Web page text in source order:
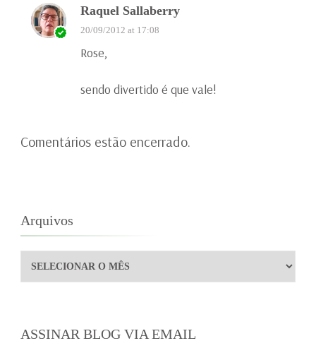
Raquel Sallaberry
20/09/2012 at 17:08
Rose,
sendo divertido é que vale!
Comentários estão encerrado.
Arquivos
Arquivos
ASSINAR BLOG VIA EMAIL